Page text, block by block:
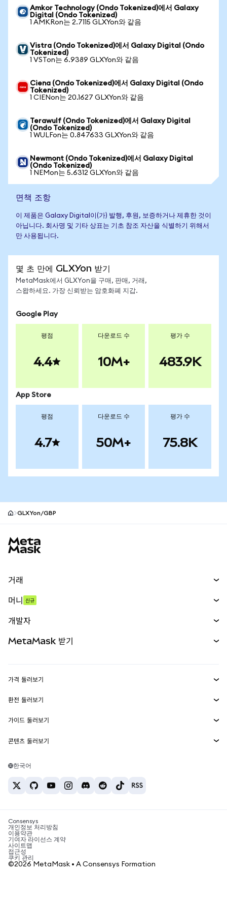
Amkor Technology (Ondo Tokenized)에서 Galaxy
Digital (Ondo Tokenized)
1 AMKRon는 2.7115 GLXYon와 같음
Vistra (Ondo Tokenized)에서 Galaxy Digital (Ondo
Tokenized)
1 VSTon는 6.9389 GLXYon와 같음
Ciena (Ondo Tokenized)에서 Galaxy Digital (Ondo
Tokenized)
1 CIENon는 20.1627 GLXYon와 같음
Terawulf (Ondo Tokenized)에서 Galaxy Digital
(Ondo Tokenized)
1 WULFon는 0.847633 GLXYon와 같음
Newmont (Ondo Tokenized)에서 Galaxy Digital
(Ondo Tokenized)
1 NEMon는 5.6312 GLXYon와 같음
면책 조항
이 제품은 Galaxy Digital이(가) 발행, 후원, 보증하거나 제휴한 것이
아닙니다. 회사명 및 기타 상표는 기초 참조 자산을 식별하기 위해서
만 사용됩니다.
몇 초 만에 GLXYon 받기
MetaMask에서 GLXYon을 구매, 판매, 거래,
스왑하세요. 가장 신뢰받는 암호화폐 지갑.
Google Play
평점
4.4
다운로드 수
10M+
평가 수
483.9K
App Store
평점
4.7
다운로드 수
50M+
평가 수
75.8K
GLXYon/GBP
거래
무기한 선물
실물자산
머니 신규
개발자
MetaMask Connect
Snaps
웹3 서비스
MetaMask 받기
보안
고객 지원
채용
가격 둘러보기
이더리움 가격
솔라나 가격
테더 가격
환전 둘러보기
ETH를 USD로 환전
USDT를 INR로 환전
BTC를 INR로 환전
ETH를 USDT로 환전
가이드 둘러보기
ETH 매수
USDT 매수
SHIB 매수
BNB 매수
콘텐츠 둘러보기
솔라나 지갑
암호화폐 세금 뉴스
암호화폐 매수 방법
비트코인 매도 방법
한국어
Consensys
개인정보 처리방침
이용약관
기여자 라이선스 계약
사이트맵
접근성
쿠키 관리
©2026 MetaMask • A Consensys Formation